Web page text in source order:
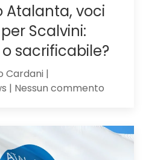
voci
Scalvini:
sacrificabile?
Cardani |
| Nessun commento
voci